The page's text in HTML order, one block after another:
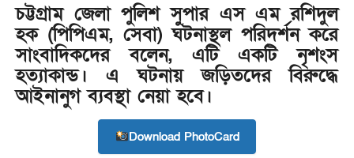
চট্টগ্রাম জেলা পুলিশ সুপার এস এম রশিদুল
হক (পিপিএম, সেবা) ঘটনাস্থল পরিদর্শন করে
সাংবাদিকদের বলেন, এটি একটি নৃশংস
হত্যাকান্ড। এ ঘটনায় জড়িতদের বিরুদ্ধে
আইনানুগ ব্যবস্থা নেয়া হবে।
Download PhotoCard